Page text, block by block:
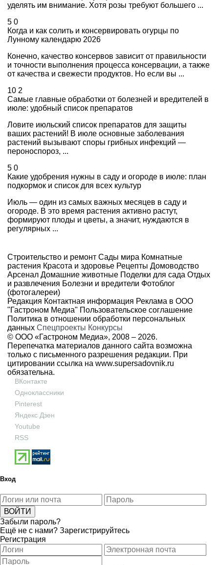
уделять им внимание. Хотя розы требуют большего ...
5 0
Когда и как солить и консервировать огурцы по
Лунному календарю 2026
Конечно, качество консервов зависит от правильности
и точности выполнения процесса консервации, а также
от качества и свежести продуктов. Но если вы ...
10 2
Самые главные обработки от болезней и вредителей в
июле: удобный список препаратов
Ловите июльский список препаратов для защиты
ваших растений! В июле основные заболевания
растений вызывают споры грибных инфекций —
пероноспороз, ...
5 0
Какие удобрения нужны в саду и огороде в июле: план
подкормок и список для всех культур
Июль — один из самых важных месяцев в саду и
огороде. В это время растения активно растут,
формируют плоды и цветы, а значит, нуждаются в
регулярных ...
Строительство и ремонт Сады мира Комнатные
растения Красота и здоровье Рецепты Домоводство
Арсенал Домашние животные Поделки для сада Отдых
и развлечения Болезни и вредители Фотоблог
(фотогалереи)
Редакция Контактная информация Реклама в ООО
"Гастроном Медиа" Пользовательское соглашение
Политика в отношении обработки персональных
данных Спецпроекты Конкурсы
© ООО «Гастроном Медиа», 2008 – 2026.
Перепечатка материалов данного сайта возможна
только с письменного разрешения редакции. При
цитировании ссылка на www.supersadovnik.ru
обязательна.
ВКонтакте
Одноклассники
Pinterest
Яндекс Дзен
Youtube
RSS
Вход
Забыли пароль?
Ещё не с нами? Зарегистрируйтесь
Регистрация